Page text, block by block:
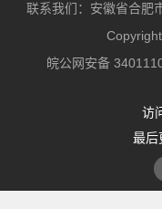
联系我们：安徽省合肥
皖公网安备
访
最后